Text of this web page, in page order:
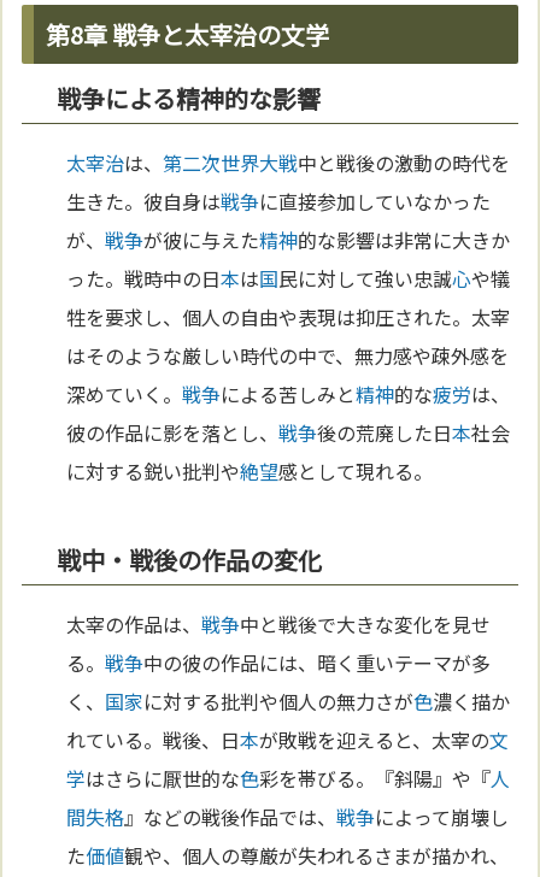
第8章 戦争と太宰治の文学
戦争による精神的な影響
太宰治は、第二次世界大戦中と戦後の激動の時代を
生きた。彼自身は戦争に直接参加していなかった
が、戦争が彼に与えた精神的な影響は非常に大きか
った。戦時中の日本は国民に対して強い忠誠心や犠
牲を要求し、個人の自由や表現は抑圧された。太宰
はそのような厳しい時代の中で、無力感や疎外感を
深めていく。戦争による苦しみと精神的な疲労は、
彼の作品に影を落とし、戦争後の荒廃した日本社会
に対する鋭い批判や絶望感として現れる。
戦中・戦後の作品の変化
太宰の作品は、戦争中と戦後で大きな変化を見せ
る。戦争中の彼の作品には、暗く重いテーマが多
く、 国家に対する批判や個人の無力さが色濃く描か
れている。戦後、日本が敗戦を迎えると、太宰の文
学はさらに厭世的な色彩を帯びる。『斜陽』や『人
間失格』などの戦後作品では、戦争によって崩壊し
た価値観や、個人の尊厳が失われるさまが描かれ、